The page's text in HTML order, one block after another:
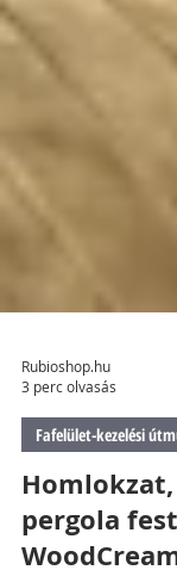
Rubioshop.hu
3 perc olvasás
Fafelület-kezelési